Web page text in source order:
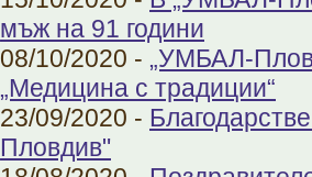
мъж на 91 години
08/10/2020 - „УМБАЛ-
„Медицина с традиции“
23/09/2020 -
Пловдив"